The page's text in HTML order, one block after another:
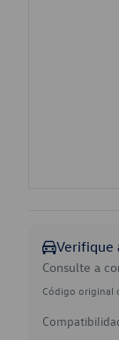
Verifique
Consulte a
Código original